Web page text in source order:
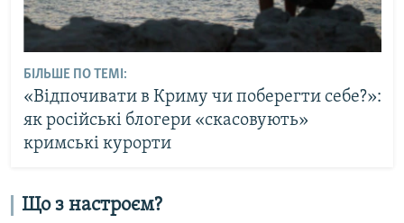
БІЛЬШЕ ПО ТЕМІ:
«Відпочивати в Криму чи поберегти себе?»:
як російські блогери «скасовують»
кримські курорти
Що з настроєм?